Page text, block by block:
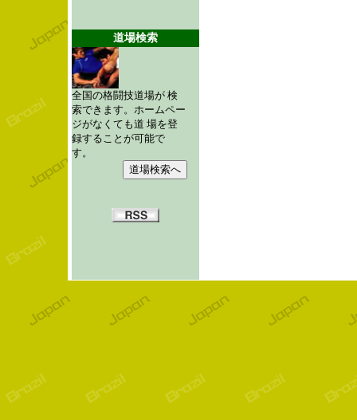
道場検索
全国の格闘技道場が 検
索できます。ホームペー
ジがなくても道 場を登
録することが可能で
す。